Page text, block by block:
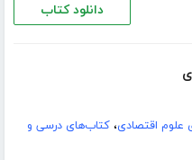
دانلود کتاب
علوم اقتصادی،کتاب‌های درسی و